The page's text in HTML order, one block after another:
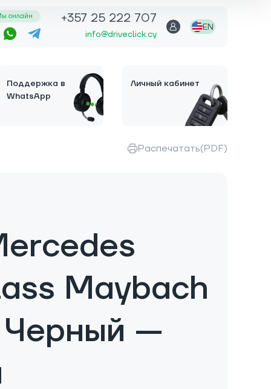
онлайн +357 25 222 707
info@driveclick.cy
EN
Поддержка в
WhatsApp
Личный кабинет
Распечатать(PDF)
Maybach
—